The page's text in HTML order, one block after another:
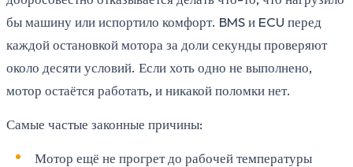
бы машину или испортило комфорт. BMS и ECU перед
каждой остановкой мотора за доли секунды проверяют
около десяти условий. Если хоть одно не выполнено,
мотор остаётся работать, и никакой поломки нет.
Самые частые законные причины:
Мотор ещё не прогрет до рабочей температуры